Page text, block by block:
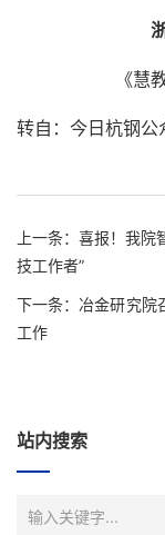
《慧
转自：今日杭钢公
上一条：喜报！我院
技工作者”
下一条： 冶金研究院
工作
站内搜索